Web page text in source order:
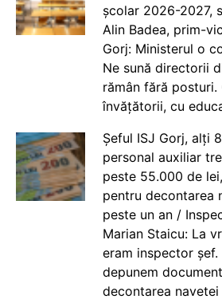
școlar 2026-2027,
Alin Badea, prim-
Gorj: Ministerul o
Ne sună directorii
rămân fără posturi.
învățătorii, cu
Șeful ISJ Gorj, alți
personal auxiliar
peste 55.000 de
pentru decontarea
peste un an /
Marian Staicu: La
eram inspector
depunem
decontarea navetei